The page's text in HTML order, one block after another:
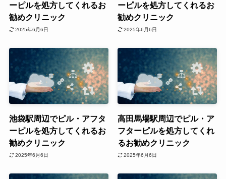
ーピルを処方してくれるお
勧めクリニック
2025年6月6日
ーピルを処方してくれるお
勧めクリニック
2025年6月6日
池袋駅周辺でピル・アフタ
ーピルを処方してくれるお
勧めクリニック
2025年6月6日
高田馬場駅周辺でピル・ア
フターピルを処方してくれ
るお勧めクリニック
2025年6月6日